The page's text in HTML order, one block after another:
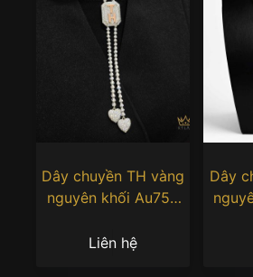
Dây chuyền TH vàng
nguyên khối Au750
Liên hệ
Dây